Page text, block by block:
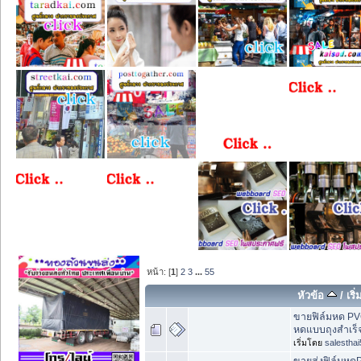
หน้า: [1]2 3 ...55
หัวข้อ / เริ่
ขายฟิล์มหด
หดแบบถุงสำเร็
เริ่มโดย